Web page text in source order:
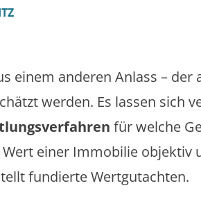
einem anderen Anlass – der
werden. Es lassen sich
für welche
einer Immobilie objektiv
fundierte Wertgutachten.